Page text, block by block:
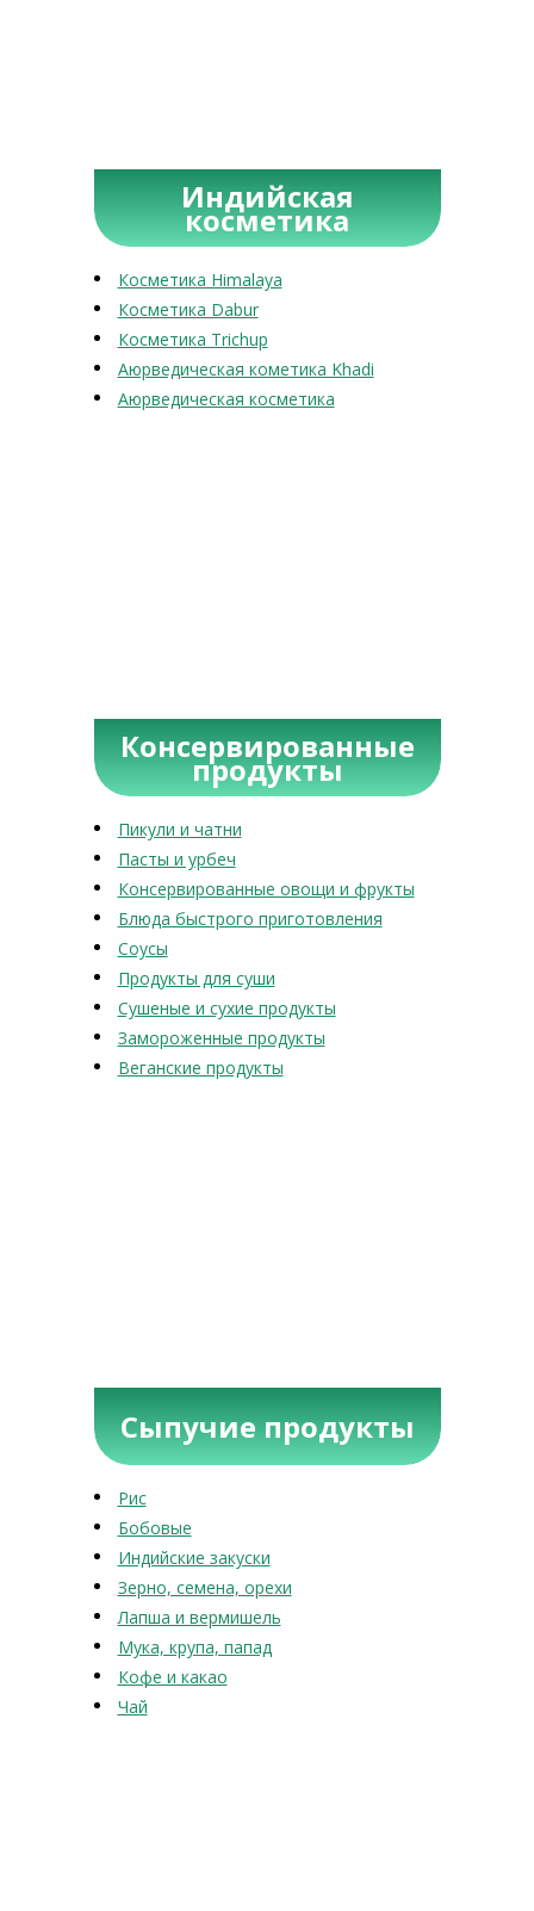
Индийская
косметика
Косметика Himalaya
Косметика Dabur
Косметика Trichup
Аюрведическая кометика Khadi
Аюрведическая косметика
Консервированные
продукты
Пикули и чатни
Пасты и урбеч
Консервированные овощи и фрукты
Блюда быстрого приготовления
Соусы
Продукты для суши
Сушеные и сухие продукты
Замороженные продукты
Веганские продукты
Сыпучие продукты
Рис
Бобовые
Индийские закуски
Зерно, семена, орехи
Лапша и вермишель
Мука, крупа, папад
Кофе и какао
Чай